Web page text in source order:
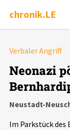
chronik.LE
Chronik
Verbaler Angriff
Neonazi
Neustadt-
Im Parkstück des
Alle
Ereignisse
Ereignisse